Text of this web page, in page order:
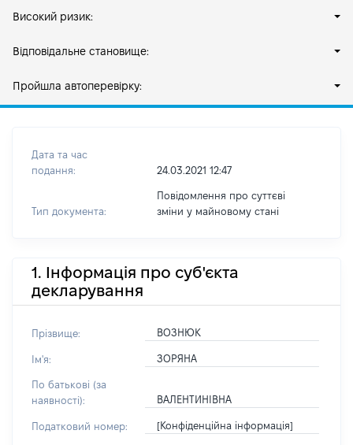
Високий ризик:
Відповідальне становище:
Пройшла автоперевірку:
Дата та час
подання:
24.03.2021 12:47
Тип документа:
Повідомлення про суттєві
зміни y майновому стані
1. Інформація про суб'єкта
декларування
Прізвище: ВОЗНЮК
Ім'я: ЗОРЯНА
По батькові (за
наявності):
ВАЛЕНТИНІВНА
Податковий номер: [Конфіденційна інформація]